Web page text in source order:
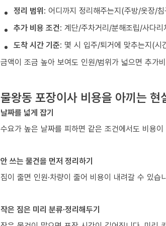
정리 범위: 어디까지 정리해주는지(주방/옷장/
추가 비용 조건: 계단/주차거리/분해조립/사다
도착 시간 기준: 몇 시 입주/퇴거에 맞추는지(시
금액이 조금 높아 보여도 인원/범위가 넓으면 추가
물왕동 포장이사 비용을 아끼는 현
날짜를 넓게 잡기
수요가 높은 날짜를 피하면 같은 조건에서도 비용
안 쓰는 물건을 먼저 정리하기
짐이 줄면 인원·차량이 줄어 비용이 내려갈 수 있
작은 짐은 미리 분류·정리해두기